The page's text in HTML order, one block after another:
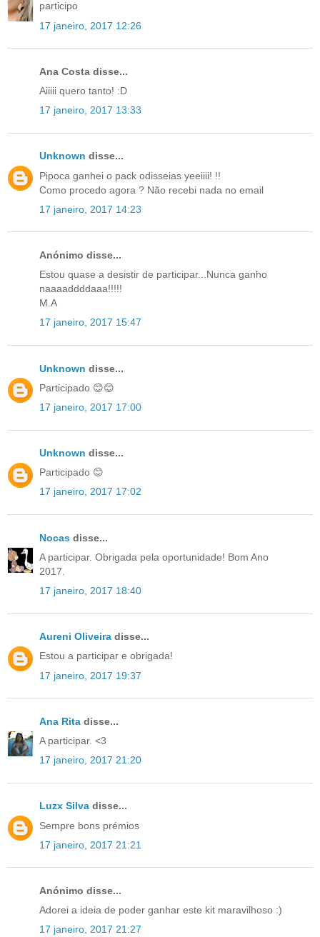
participo
17 janeiro, 2017 12:26
Ana Costa disse...
Aiiiii quero tanto! :D
17 janeiro, 2017 13:33
Unknown disse...
Pipoca ganhei o pack odisseias yeeiiii! !!
Como procedo agora ? Não recebi nada no email
17 janeiro, 2017 14:23
Anónimo disse...
Estou quase a desistir de participar...Nunca ganho
naaaaddddaaa!!!!!
M.A
17 janeiro, 2017 15:47
Unknown disse...
Participado 😊😊
17 janeiro, 2017 17:00
Unknown disse...
Participado 😊
17 janeiro, 2017 17:02
Nocas disse...
A participar. Obrigada pela oportunidade! Bom Ano
2017.
17 janeiro, 2017 18:40
Aureni Oliveira disse...
Estou a participar e obrigada!
17 janeiro, 2017 19:37
Ana Rita disse...
A participar. <3
17 janeiro, 2017 21:20
Luzx Silva disse...
Sempre bons prémios
17 janeiro, 2017 21:21
Anónimo disse...
Adorei a ideia de poder ganhar este kit maravilhoso :)
17 janeiro, 2017 21:27